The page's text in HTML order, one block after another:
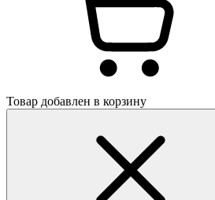
Товар добавлен в корзину